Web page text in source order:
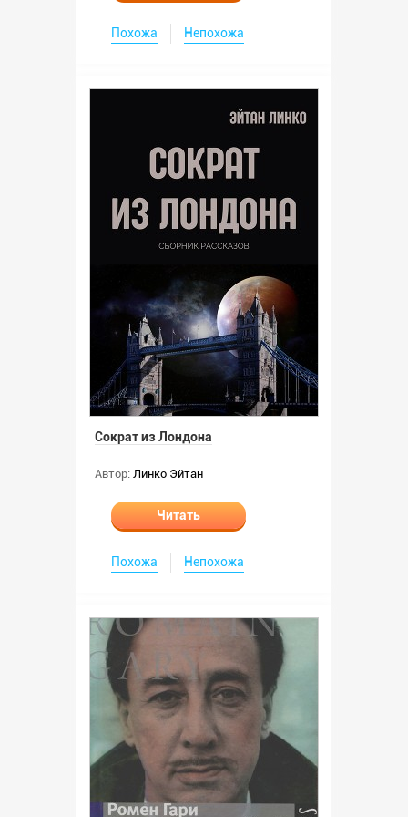
Похожа Непохожа
Сократ из Лондона
Автор: Линко Эйтан
Читать
Похожа Непохожа